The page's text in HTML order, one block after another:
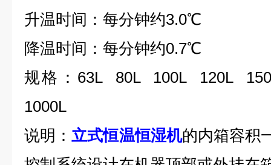
升温时间：每分钟约3.0℃
降温时间：每分钟约0.7℃
规格： 63L 80L 100L 120L
1000L
说明：立式恒温恒湿机的内箱容积